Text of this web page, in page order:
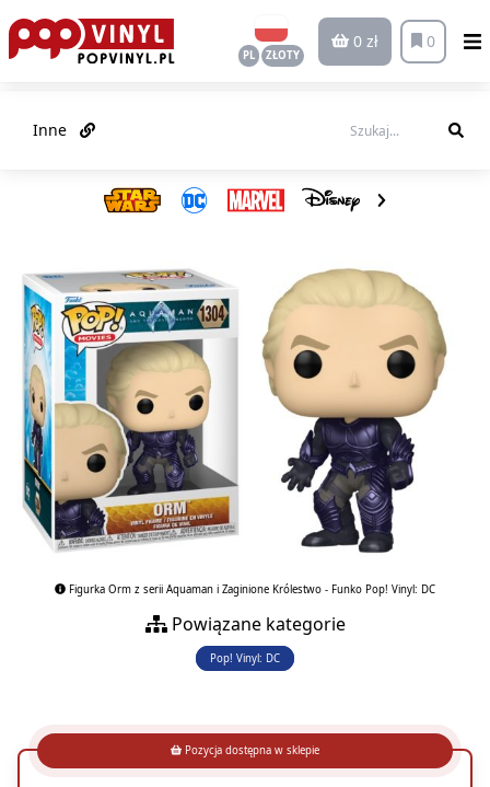
PL ZŁOTY
0 zł 0
Inne
Figurka Orm z serii Aquaman i Zaginione Królestwo - Funko Pop! Vinyl: DC
Powiązane kategorie
Pop! Vinyl: DC
Pozycja dostępna w sklepie